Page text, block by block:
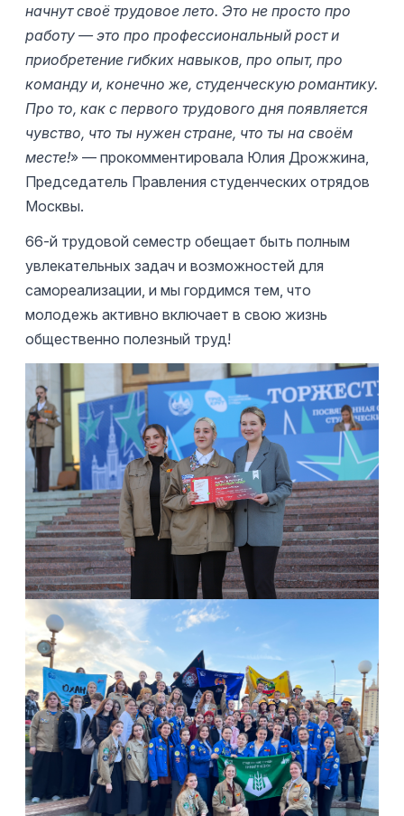
начнут своё трудовое лето. Это не просто про
работу — это про профессиональный рост и
приобретение гибких навыков, про опыт, про
команду и, конечно же, студенческую романтику.
Про то, как с первого трудового дня появляется
чувство, что ты нужен стране, что ты на своём
месте!» — прокомментировала Юлия Дрожжина,
Председатель Правления студенческих отрядов
Москвы.
66-й трудовой семестр обещает быть полным
увлекательных задач и возможностей для
самореализации, и мы гордимся тем, что
молодежь активно включает в свою жизнь
общественно полезный труд!